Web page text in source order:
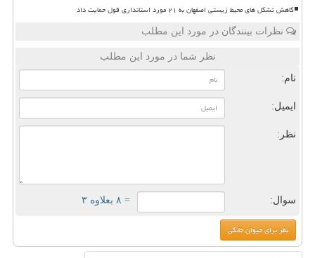
کاهش تشکل های محیط زیستی اصفهان به ۲۱ مورد استانداری قول حمایت داد
نظرات بینندگان در مورد این مطلب
نظر شما در مورد این مطلب
نام:
ایمیل:
نظر:
سوال: = ۸ بعلاوه ۳